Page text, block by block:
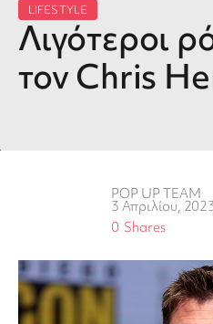
LIFESTYLE
Λιγότεροι
τον Chris
POP UP TEAM
3 Απριλίου,
Shares
0